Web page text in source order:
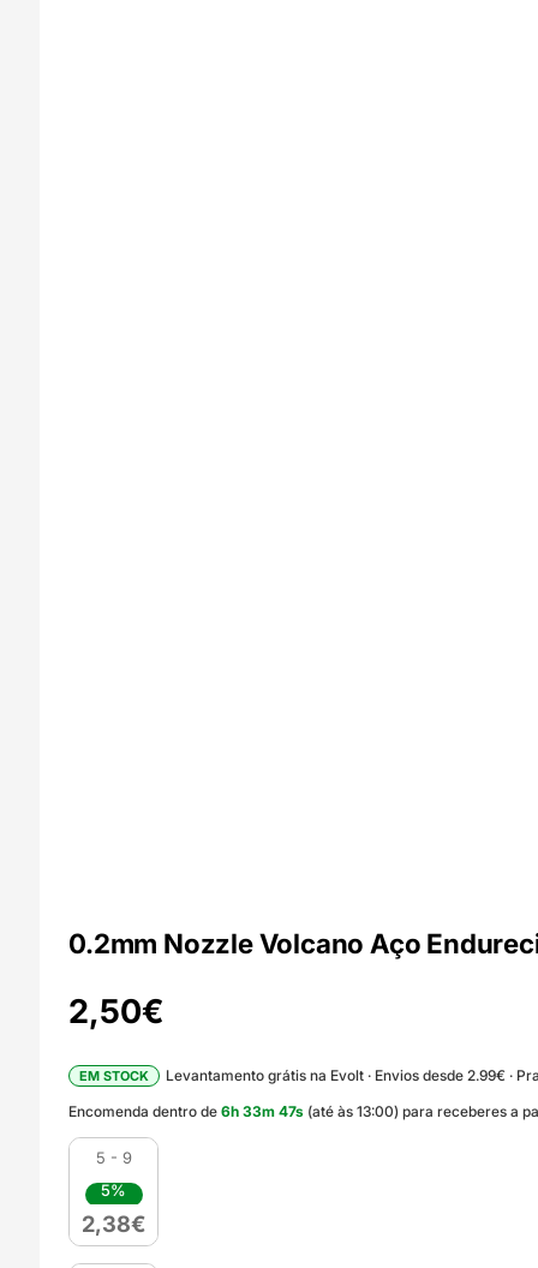
0.2mm Nozzle Volcano Aço
2,50€
EM STOCK
Levantamento grátis na Evolt · Envios desde 2.99€ ·
Encomenda dentro de6h33m46s(até às 13:00) para receberes a
5 - 9
5%
2,38€